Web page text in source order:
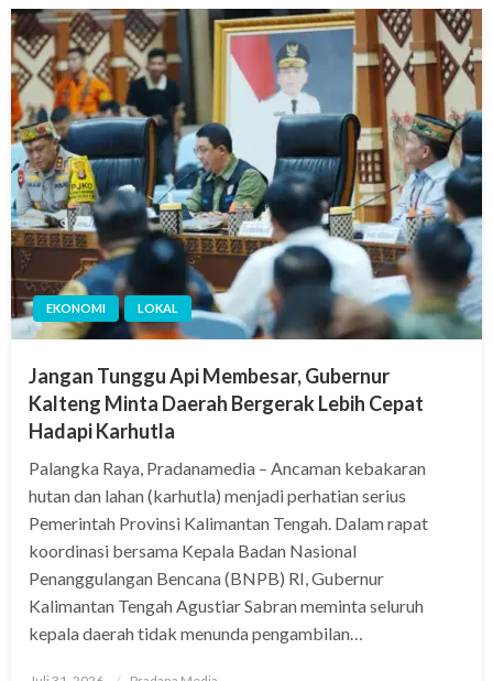
EKONOMI LOKAL
Jangan Tunggu Api Membesar, Gubernur
Kalteng Minta Daerah Bergerak Lebih Cepat
Hadapi Karhutla
Palangka Raya, Pradanamedia – Ancaman kebakaran
hutan dan lahan (karhutla) menjadi perhatian serius
Pemerintah Provinsi Kalimantan Tengah. Dalam rapat
koordinasi bersama Kepala Badan Nasional
Penanggulangan Bencana (BNPB) RI, Gubernur
Kalimantan Tengah Agustiar Sabran meminta seluruh
kepala daerah tidak menunda pengambilan…